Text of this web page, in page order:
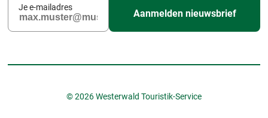
Je e-mailadres
Aanmelden nieuwsbrief
© 2026 Westerwald Touristik-Service